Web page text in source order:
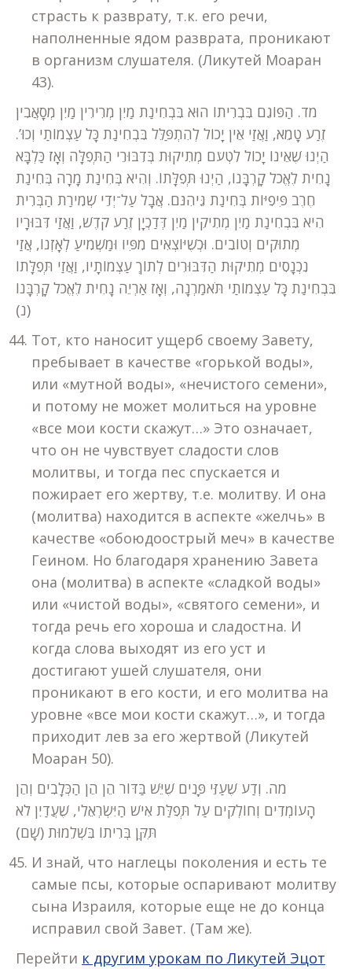
страсть к разврату, т.к. его речи,
наполненные ядом разврата, проникают
в организм слушателя. (Ликутей Моаран
43).
מד. הַפּוֹגֵם בִּבְרִיתוֹ הוּא בִּבְחִינַת מַיִן מְרִירִין מַיִן מְסָאֲבִין
זֶרַע טָמֵא, וַאֲזַי אֵין יָכוֹל לְהִתְפַּלֵּל בִּבְחִינַת כָּל עַצְמוֹתַי וְכוּ’.
הַיְנוּ שֶׁאֵינוֹ יָכוֹל לִטְעֹם מְתִיקוּת בְּדִבּוּרֵי הַתְּפִלָּה וְאָז כַּלְבָּא
נָחִית לֶאֱכֹל קָרְבָּנוֹ, הַיְנוּ תְּפִלָּתוֹ. וְהִיא בְּחִינַת מָרָה בְּחִינַת
חֶרֶב פִּיפִיּוֹת בְּחִינַת גֵּיהִנֹּם. אֲבָל עַל־יְדֵי שְׁמִירַת הַבְּרִית
הִיא בִּבְחִינַת מַיִן מְתִיקִין מַיִן דְּדַכְיָן זֶרַע קֹדֶשׁ, וַאֲזַי דִּבּוּרָיו
מְתוּקִים וְטוֹבִים. וּכְשֶׁיּוֹצְאִים מִפִּיו וּמַשְׁמִיעַ לְאָזְנוֹ, אֲזַי
נִכְנָסִים מְתִיקוּת הַדִּבּוּרִים לְתוֹךְ עַצְמוֹתָיו, וַאֲזַי תְּפִלָּתוֹ
בִּבְחִינַת כָּל עַצְמוֹתַי תֹּאמַרְנָה, וְאָז אַרְיֵה נָחִית לֶאֱכֹל קָרְבָּנוֹ
(נ)
Тот, кто наносит ущерб своему Завету,
пребывает в качестве «горькой воды»,
или «мутной воды», «нечистого семени»,
и потому не может молиться на уровне
«все мои кости скажут…» Это означает,
что он не чувствует сладости слов
молитвы, и тогда пес спускается и
пожирает его жертву, т.е. молитву. И она
(молитва) находится в аспекте «желчь» в
качестве «обоюдоострый меч» в качестве
Геином. Но благодаря хранению Завета
она (молитва) в аспекте «сладкой воды»
или «чистой воды», «святого семени», и
тогда речь его хороша и сладостна. И
когда слова выходят из его уст и
достигают ушей слушателя, они
проникают в его кости, и его молитва на
уровне «все мои кости скажут…», и тогда
приходит лев за его жертвой (Ликутей
Моаран 50).
מה. וְדַע שֶׁעַזֵּי פָּנִים שֶׁיֵּשׁ בַּדּוֹר הֵן הֵן הַכְּלָבִים וְהֵן
הָעוֹמְדִים וְחוֹלְקִים עַל תְּפִלַּת אִישׁ הַיִּשְׂרְאֵלִי, שֶׁעֲדַיִן לֹא
תִּקֵּן בְּרִיתוֹ בִּשְׁלֵמוּת (שָׁם)
И знай, что наглецы поколения и есть те
самые псы, которые оспаривают молитву
сына Израиля, которые еще не до конца
исправил свой Завет. (Там же).
Перейти к другим урокам по Ликутей Эцот